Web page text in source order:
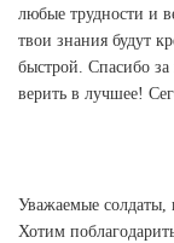
любые трудности и
твои знания будут
быстрой. Спасибо
верить в лучшее!
Уважаемые солдаты,
Хотим